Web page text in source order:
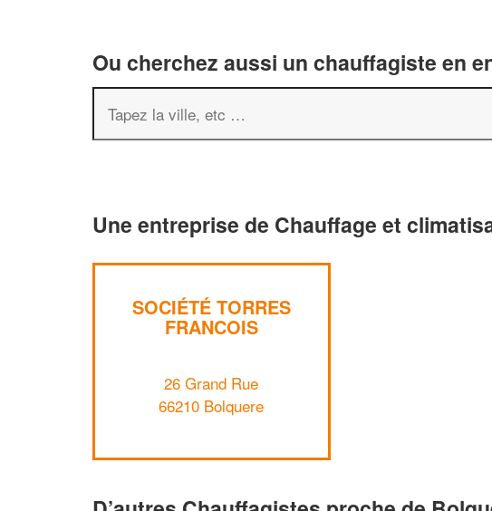
Ou cherchez aussi un chauffagiste en
Une entreprise de Chauffage et
SOCIÉTÉ TORRES
FRANCOIS
26 Grand Rue
66210 Bolquere